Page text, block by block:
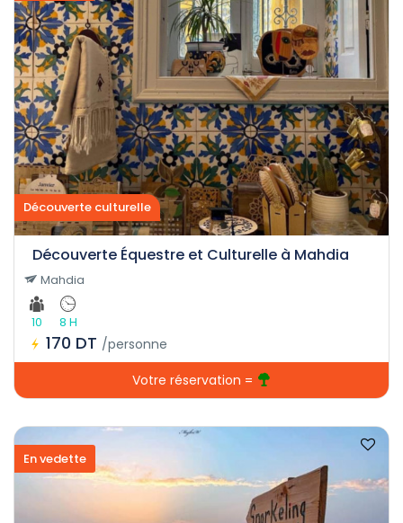
Découverte culturelle
Découverte Équestre et Culturelle à Mahdia
Mahdia
10 8 H
170 DT /personne
Votre réservation =
En vedette